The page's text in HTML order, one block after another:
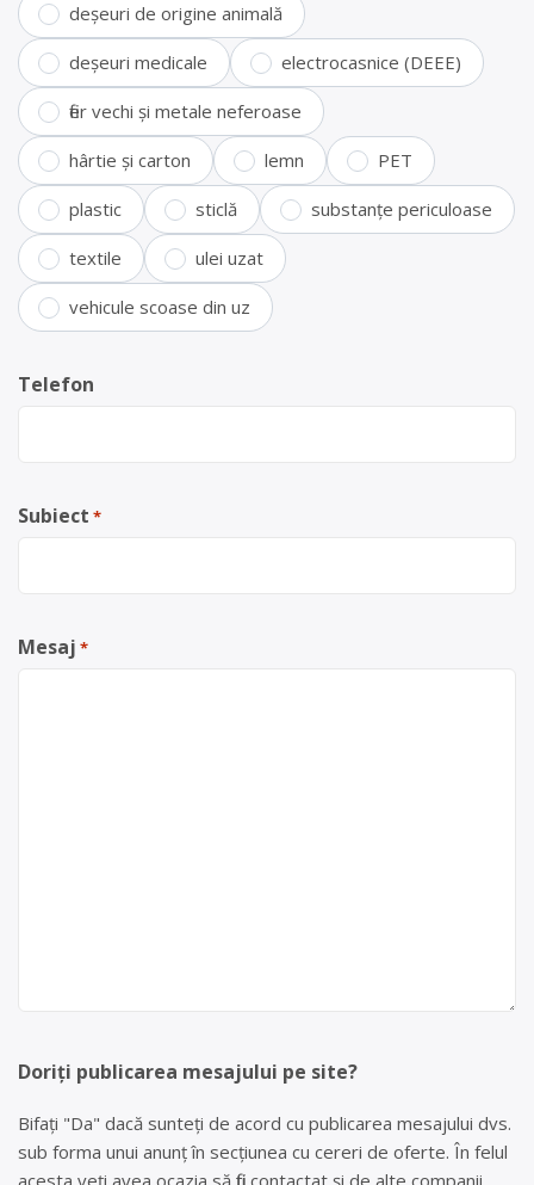
deșeuri de origine animală
deșeuri medicale electrocasnice (DEEE)
fier vechi și metale neferoase
hârtie și carton lemn PET
plastic sticlă substanțe periculoase
textile ulei uzat
vehicule scoase din uz
Telefon
Subiect *
Mesaj *
Doriți publicarea mesajului pe site?
Bifați "Da" dacă sunteți de acord cu publicarea mesajului dvs.
sub forma unui anunț în secțiunea cu cereri de oferte. În felul
acesta veți avea ocazia să fiți contactat și de alte companii